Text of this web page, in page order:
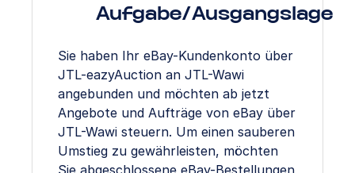
Aufgabe/Ausgangslage
Sie haben Ihr eBay-Kundenkonto über
JTL-eazyAuction an JTL-Wawi
angebunden und möchten ab jetzt
Angebote und Aufträge von eBay über
JTL-Wawi steuern. Um einen sauberen
Umstieg zu gewährleisten, möchten